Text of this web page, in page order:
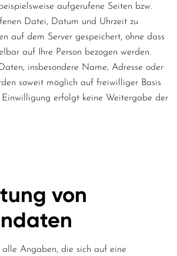
aufgerufene Seiten bzw.
Datei, Datum und Uhrzeit zu
auf dem Server gespeichert, ohne dass
auf Ihre Person bezogen werden.
insbesondere Name, Adresse oder
soweit möglich auf freiwilliger Basis
Einwilligung erfolgt keine Weitergabe der
von
alle Angaben, die sich auf eine